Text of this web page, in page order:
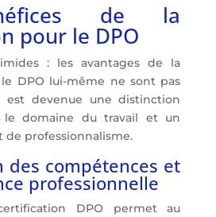
de la
pour le DPO
: les avantages de la
DPO lui-même ne sont pas
est devenue une distinction
le domaine du travail et un
de professionnalisme.
des compétences et
professionnelle
DPO permet au